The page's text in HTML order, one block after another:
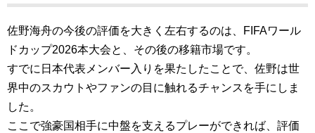
佐野海舟の今後の評価を大きく左右するのは、FIFAワール
ドカップ2026本大会と、その後の移籍市場です。
すでに日本代表メンバー入りを果たしたことで、佐野は世
界中のスカウトやファンの目に触れるチャンスを手にしま
した。
ここで強豪国相手に中盤を支えるプレーができれば、評価